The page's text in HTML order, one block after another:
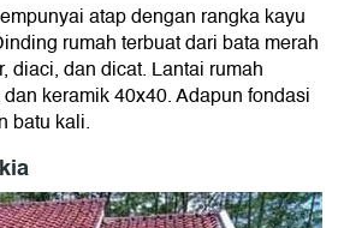
atap dengan rangka kayu
rumah terbuat dari bata merah
diaci, dan dicat. Lantai rumah
keramik 40x40. Adapun fondasi
batu kali.